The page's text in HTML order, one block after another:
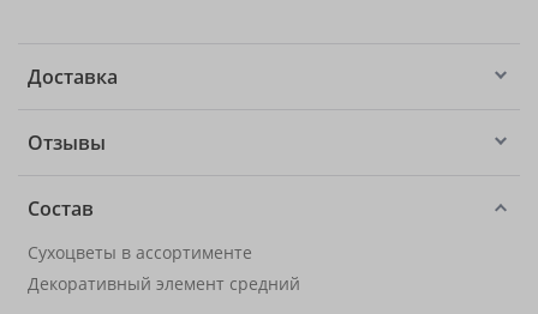
Доставка
Отзывы
Состав
Сухоцветы в ассортименте
Декоративный элемент средний